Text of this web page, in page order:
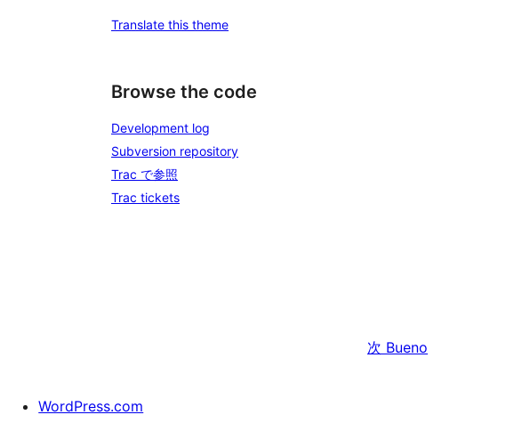
Translate this theme
Browse the code
Development log
Subversion repository
Trac で参照
Trac tickets
次 Bueno
WordPress.com